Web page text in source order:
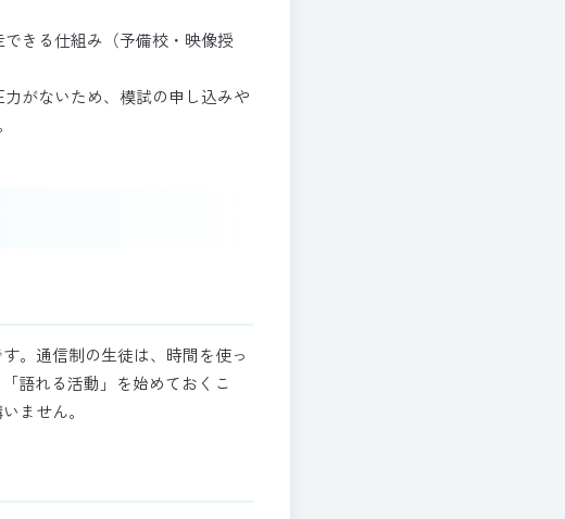
きる仕組み（予備校・映像授
がないため、模試の申し込みや
。通信制の生徒は、時間を使っ
語れる活動」を始めておくこ
ません。